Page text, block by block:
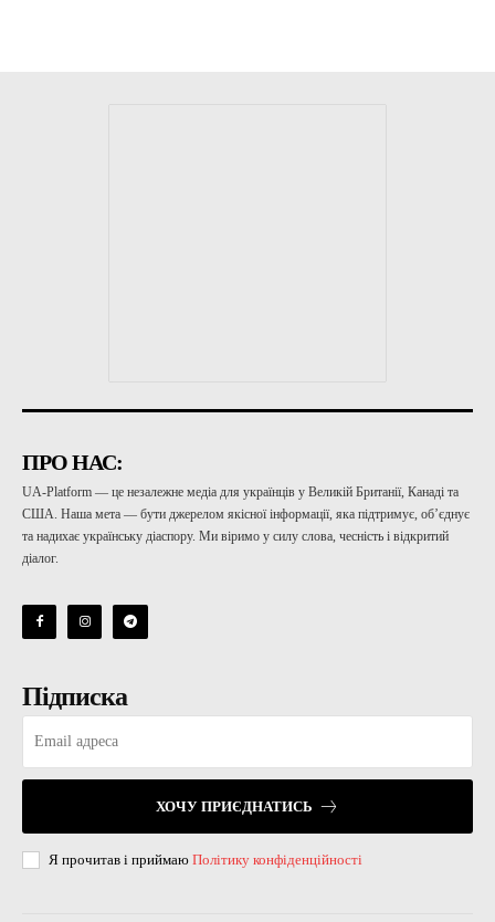
ПРО НАС:
UA-Platform — це незалежне медіа для українців у Великій Британії, Канаді та
США. Наша мета — бути джерелом якісної інформації, яка підтримує, об’єднує
та надихає українську діаспору. Ми віримо у силу слова, чесність і відкритий
діалог.
Підписка
ХОЧУ ПРИЄДНАТИСЬ
Я прочитав і приймаю Політику конфіденційності